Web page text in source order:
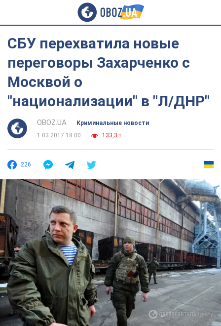
СБУ перехватила новые
переговоры Захарченко с
Москвой о
"национализации" в "Л/ДНР"
OBOZ.UA
Криминальные новости
1.03.2017 18:00
133,3 т.
226